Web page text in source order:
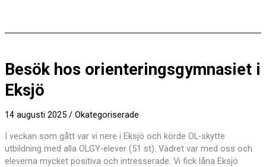
Besök hos orienteringsgymnasiet i
Eksjö
14 augusti 2025/ Okategoriserade
I veckan som gått var vi nere i Eksjö och körde OL-skytte
utbildning med alla OLGY-elever (51 st). Vädret var med oss och
eleverna mycket positiva och intresserade. Vi fick låna Eksjö